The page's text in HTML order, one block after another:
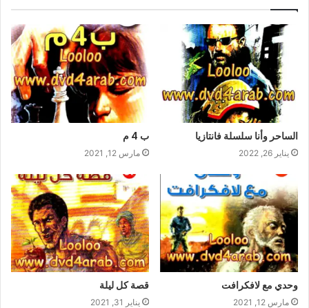
الساحر وأنا سلسلة فانتازيا
يناير 26, 2022
ب 4 م
مارس 12, 2021
وحدي مع لافكرافت
مارس 12, 2021
قصة كل ليلة
يناير 31, 2021